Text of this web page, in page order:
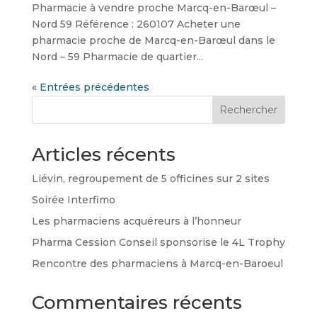
Pharmacie à vendre proche Marcq-en-Barœul –
Nord 59 Référence : 260107 Acheter une
pharmacie proche de Marcq-en-Barœul dans le
Nord – 59 Pharmacie de quartier...
« Entrées précédentes
Rechercher
Articles récents
Liévin, regroupement de 5 officines sur 2 sites
Soirée Interfimo
Les pharmaciens acquéreurs à l’honneur
Pharma Cession Conseil sponsorise le 4L Trophy
Rencontre des pharmaciens à Marcq-en-Baroeul
Commentaires récents